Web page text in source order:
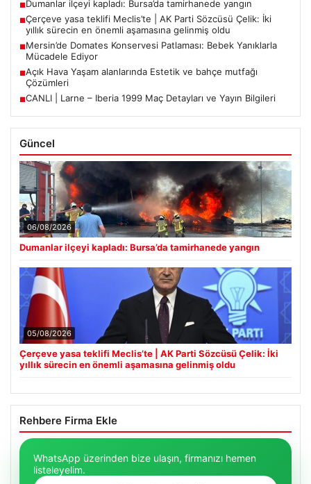
■Dumanlar ilçeyi kapladı: Bursa’da tamirhanede yangın
■Çerçeve yasa teklifi Meclis’te | AK Parti Sözcüsü Çelik: İki
yıllık sürecin en önemli aşamasına gelinmiş oldu
■Mersin’de Domates Konservesi Patlaması: Bebek Yanıklarla
Mücadele Ediyor
■Açık Hava Yaşam alanlarında Estetik ve bahçe mutfağı
Çözümleri
■CANLI | Larne – Iberia 1999 Maç Detayları ve Yayın Bilgileri
Güncel
06/08/2026
Dumanlar ilçeyi kapladı: Bursa’da tamirhanede yangın
05/08/2026
Çerçeve yasa teklifi Meclis’te | AK Parti Sözcüsü Çelik: İki
yıllık sürecin en önemli aşamasına gelinmiş oldu
Rehbere Firma Ekle
WhatsApp üzerinden bize ulaşın, firmanızı hemen
listeleyelim.